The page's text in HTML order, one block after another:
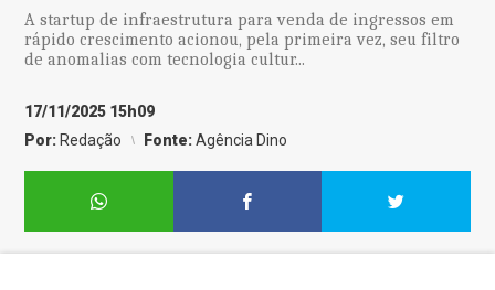
A startup de infraestrutura para venda de ingressos em
rápido crescimento acionou, pela primeira vez, seu filtro
de anomalias com tecnologia cultur...
17/11/2025 15h09
Por: Redação Fonte:Agência Dino